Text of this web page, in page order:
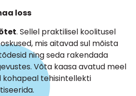
loss
. Sellel praktilisel koolitusel
mis aitavad sul mõista
ning seda rakendada
Võta kaasa avatud meel
kohapeal tehisintellekti